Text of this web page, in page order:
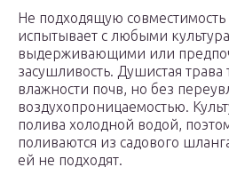
Не подходящую совместимость
испытывает с любыми
выдерживающими или
засушливость. Душистая трава
влажности почв, но без
воздухопроницаемостью.
полива холодной водой,
поливаются из садового
ей не подходят.